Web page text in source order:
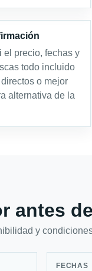
el precio, fechas y
todo incluido
o mejor
alternativa de la
antes
y
FECHAS